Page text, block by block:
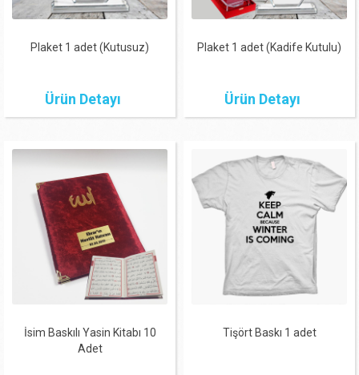
Plaket 1 adet (Kutusuz)
Ürün Detayı
Plaket 1 adet (Kadife Kutulu)
Ürün Detayı
İsim Baskılı Yasin Kitabı 10
Adet
Tişört Baskı 1 adet